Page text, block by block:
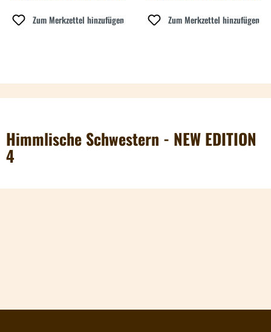
Zum Merkzettel hinzufügen Zum Merkzettel hinzufügen
Himmlische Schwestern - NEW EDITION
4